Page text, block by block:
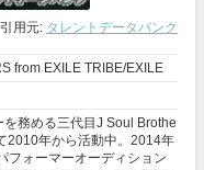
引用元: タレントデータバンク
from EXILE TRIBE/EXILE
を務める三代目J Soul Brothe
2010年から活動中。2014年
フォーマーオーディション